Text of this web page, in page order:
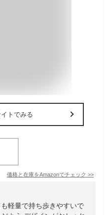
トでみる
価格と在庫をAmazonでチェック >>
軽量で持ち歩きやすいで